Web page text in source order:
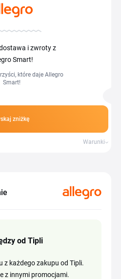
i zwroty z
Smart!
które daje Allegro
Smart!
zniżkę
Warunki
od Tipli
z każdego zakupu od Tipli.
z innymi promocjami.